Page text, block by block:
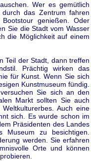
Wer es gemütlich
das Zentrum fahren
genießen. Oder
Sie die Stadt vom Wasser
die Möglichkeit auf einem
Teil der Stadt, dann treffen
Prächtig wirken das
für Kunst. Wenn Sie sich
Kunstmuseum fündig.
Sie sich an den
Markt sollten Sie auch
Auch eine
sich. Es wurde schon im
Präsidenten des Landes
zu besichtigen.
werden. Sie erfahren
Orte und können